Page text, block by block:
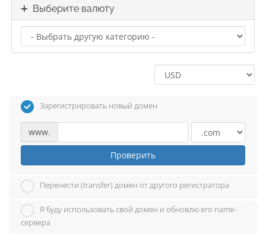
Выберите валюту
Зарегистрировать новый домен
www.
Проверить
Перенести (transfer) домен от другого регистратора
Я буду использовать свой домен и обновлю его name-
сервера